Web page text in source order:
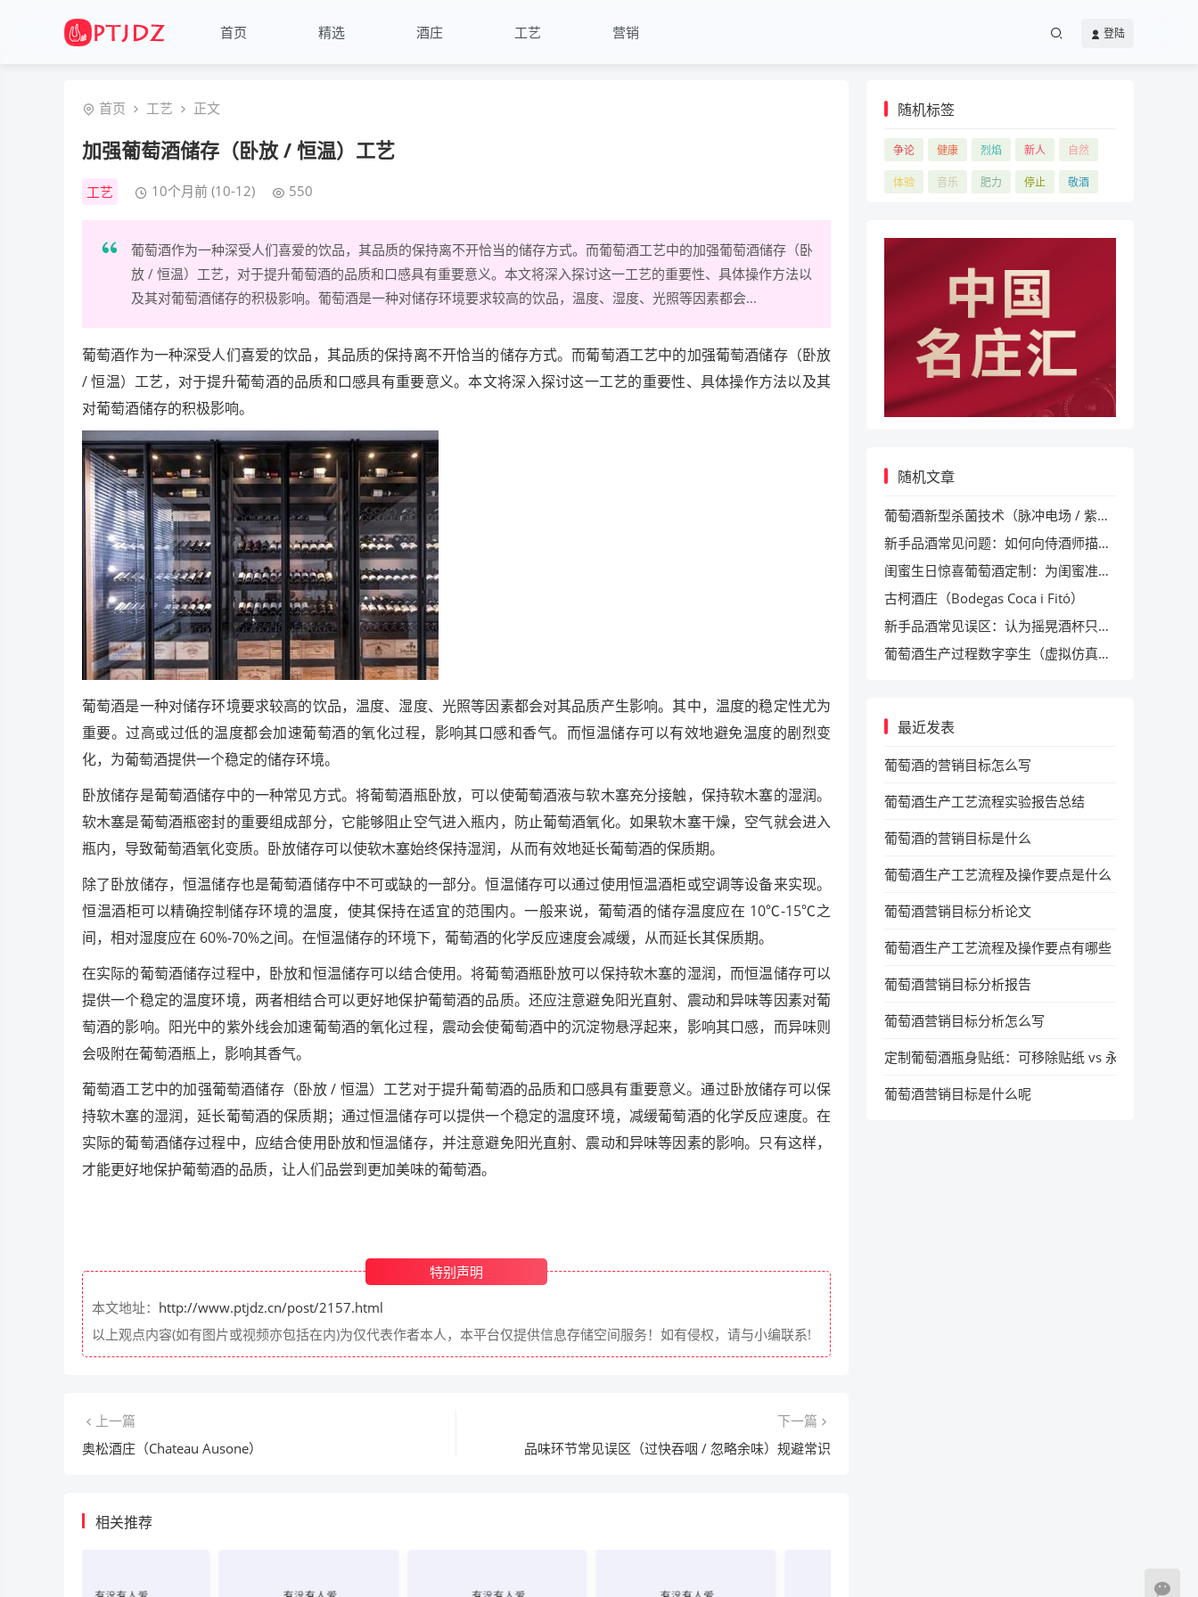
首页 精选 酒庄 工艺 营销 登陆
首页 工艺 正文
加强葡萄酒储存（卧放 / 恒温）工艺
工艺 10个月前 (10-12) 550
葡萄酒作为一种深受人们喜爱的饮品，其品质的保持离不开恰当的储存方式。而葡萄酒工艺中的加强葡萄酒储存（卧
放 / 恒温）工艺，对于提升葡萄酒的品质和口感具有重要意义。本文将深入探讨这一工艺的重要性、具体操作方法以
及其对葡萄酒储存的积极影响。葡萄酒是一种对储存环境要求较高的饮品，温度、湿度、光照等因素都会...
葡萄酒作为一种深受人们喜爱的饮品，其品质的保持离不开恰当的储存方式。而葡萄酒工艺中的加强葡萄酒储存（卧放
/ 恒温）工艺，对于提升葡萄酒的品质和口感具有重要意义。本文将深入探讨这一工艺的重要性、具体操作方法以及其
对葡萄酒储存的积极影响。
葡萄酒是一种对储存环境要求较高的饮品，温度、湿度、光照等因素都会对其品质产生影响。其中，温度的稳定性尤为
重要。过高或过低的温度都会加速葡萄酒的氧化过程，影响其口感和香气。而恒温储存可以有效地避免温度的剧烈变
化，为葡萄酒提供一个稳定的储存环境。
卧放储存是葡萄酒储存中的一种常见方式。将葡萄酒瓶卧放，可以使葡萄酒液与软木塞充分接触，保持软木塞的湿润。
软木塞是葡萄酒瓶密封的重要组成部分，它能够阻止空气进入瓶内，防止葡萄酒氧化。如果软木塞干燥，空气就会进入
瓶内，导致葡萄酒氧化变质。卧放储存可以使软木塞始终保持湿润，从而有效地延长葡萄酒的保质期。
除了卧放储存，恒温储存也是葡萄酒储存中不可或缺的一部分。恒温储存可以通过使用恒温酒柜或空调等设备来实现。
恒温酒柜可以精确控制储存环境的温度，使其保持在适宜的范围内。一般来说，葡萄酒的储存温度应在 10℃-15℃之
间，相对湿度应在 60%-70%之间。在恒温储存的环境下，葡萄酒的化学反应速度会减缓，从而延长其保质期。
在实际的葡萄酒储存过程中，卧放和恒温储存可以结合使用。将葡萄酒瓶卧放可以保持软木塞的湿润，而恒温储存可以
提供一个稳定的温度环境，两者相结合可以更好地保护葡萄酒的品质。还应注意避免阳光直射、震动和异味等因素对葡
萄酒的影响。阳光中的紫外线会加速葡萄酒的氧化过程，震动会使葡萄酒中的沉淀物悬浮起来，影响其口感，而异味则
会吸附在葡萄酒瓶上，影响其香气。
葡萄酒工艺中的加强葡萄酒储存（卧放 / 恒温）工艺对于提升葡萄酒的品质和口感具有重要意义。通过卧放储存可以保
持软木塞的湿润，延长葡萄酒的保质期；通过恒温储存可以提供一个稳定的温度环境，减缓葡萄酒的化学反应速度。在
实际的葡萄酒储存过程中，应结合使用卧放和恒温储存，并注意避免阳光直射、震动和异味等因素的影响。只有这样，
才能更好地保护葡萄酒的品质，让人们品尝到更加美味的葡萄酒。
特别声明
本文地址： http://www.ptjdz.cn/post/2157.html
以上观点内容(如有图片或视频亦包括在内)为仅代表作者本人，本平台仅提供信息存储空间服务！如有侵权，请与小编联系!
上一篇
奥松酒庄（Chateau Ausone）
下一篇
品味环节常见误区（过快吞咽 / 忽略余味）规避常识
相关推荐
随机标签
争论 健康 烈焰 新人 自然
体验 音乐 肥力 停止 敬酒
随机文章
葡萄酒新型杀菌技术（脉冲电场 / 紫外线）应用工艺
新手品酒常见问题：如何向侍酒师描述自己的口味偏好常识
闺蜜生日惊喜葡萄酒定制：为闺蜜准备定制酒，送上独特祝福
古柯酒庄（Bodegas Coca i Fitó）
新手品酒常见误区：认为摇晃酒杯只是为了好看常识
葡萄酒生产过程数字孪生（虚拟仿真）应用工艺
最近发表
葡萄酒的营销目标怎么写
葡萄酒生产工艺流程实验报告总结
葡萄酒的营销目标是什么
葡萄酒生产工艺流程及操作要点是什么
葡萄酒营销目标分析论文
葡萄酒生产工艺流程及操作要点有哪些
葡萄酒营销目标分析报告
葡萄酒营销目标分析怎么写
定制葡萄酒瓶身贴纸：可移除贴纸 vs 永久贴纸，使
葡萄酒营销目标是什么呢